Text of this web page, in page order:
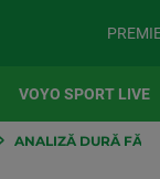
VOYO SPORT LIVE
ANALIZĂ DURĂ